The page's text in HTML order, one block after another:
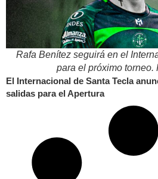
Rafa Benítez seguirá en el
para el próximo torneo.
El Internacional de Santa Tecla
salidas para el Apertura